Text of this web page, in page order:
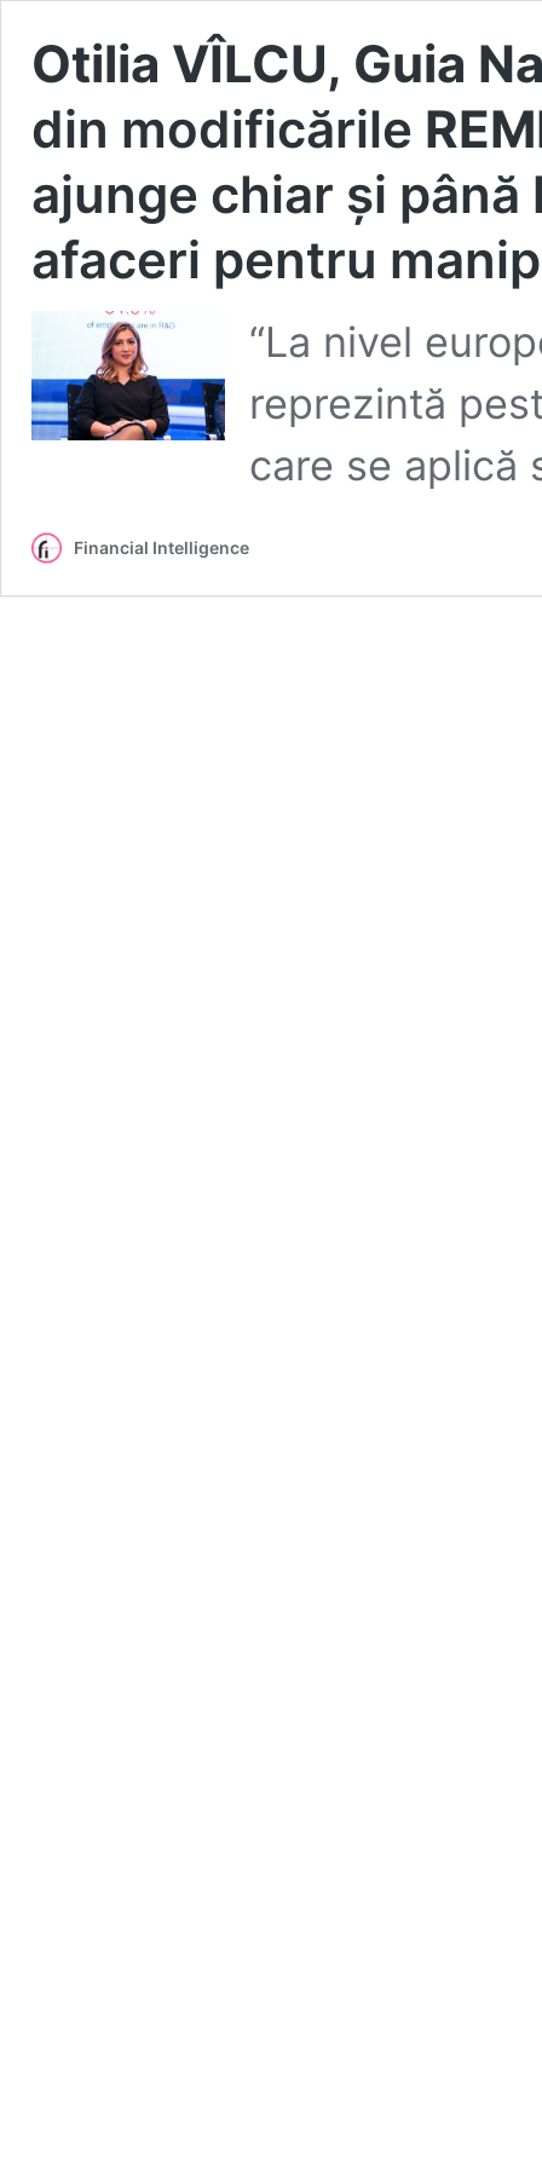
Otilia VÎLCU, Guia
din modificările
ajunge chiar și
afaceri pentru
“La nivel
reprezintă
care se
Financial Intelligence